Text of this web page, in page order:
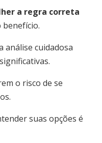
a regra correta
análise cuidadosa
o risco de se
suas opções é